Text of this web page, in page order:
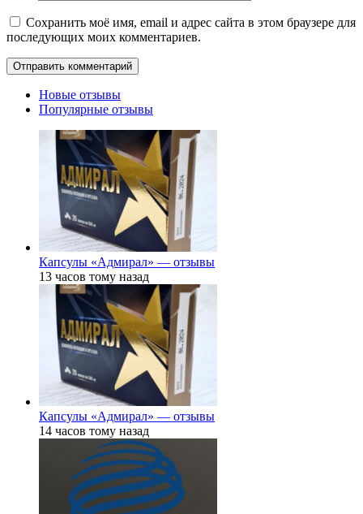
Сохранить моё имя, email и адрес сайта в этом браузере для
последующих моих комментариев.
Новые отзывы
Популярные отзывы
Капсулы «Адмирал» — отзывы
13 часов тому назад
Капсулы «Адмирал» — отзывы
14 часов тому назад